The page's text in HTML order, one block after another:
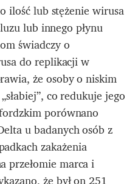
ilość lub stężenie wirusa
lub innego płynu
świadczy o
do replikacji w
że osoby o niskim
co redukuje jego
porównano
u badanych osób z
zakażenia
przełomie marca i